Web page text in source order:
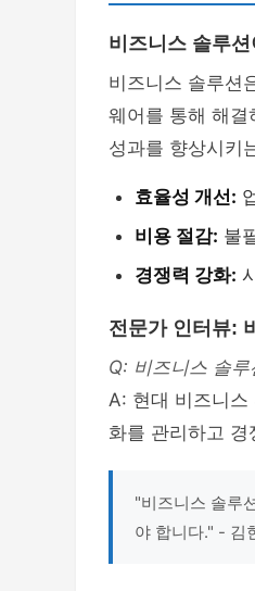
비즈니스 솔루
비즈니스 솔루션
웨어를 통해 해
성과를 향상시키
효율성 개선:
비용 절감: 불
경쟁력 강화:
전문가 인터뷰:
Q: 비즈니스 솔
A: 현대 비즈니스
화를 관리하고
"비즈니스 솔루
야 합니다." - 김